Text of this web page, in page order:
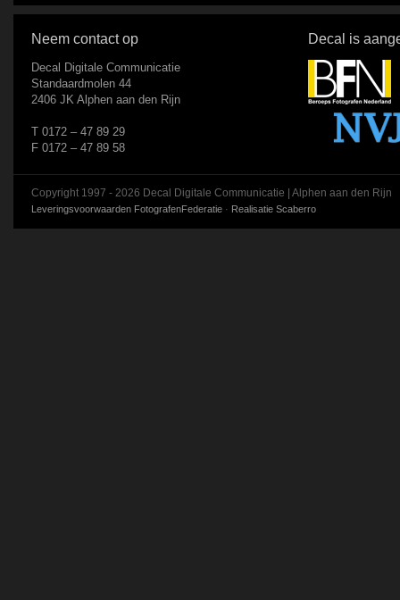
Neem contact op
Decal Digitale Communicatie
Standaardmolen 44
2406 JK Alphen aan den Rijn
T 0172 – 47 89 29
F 0172 – 47 89 58
Decal is
Copyright 1997 - 2026 Decal Digitale Communicatie | Alphen aan den Rijn
Leveringsvoorwaarden FotografenFederatie · Realisatie Scaberro